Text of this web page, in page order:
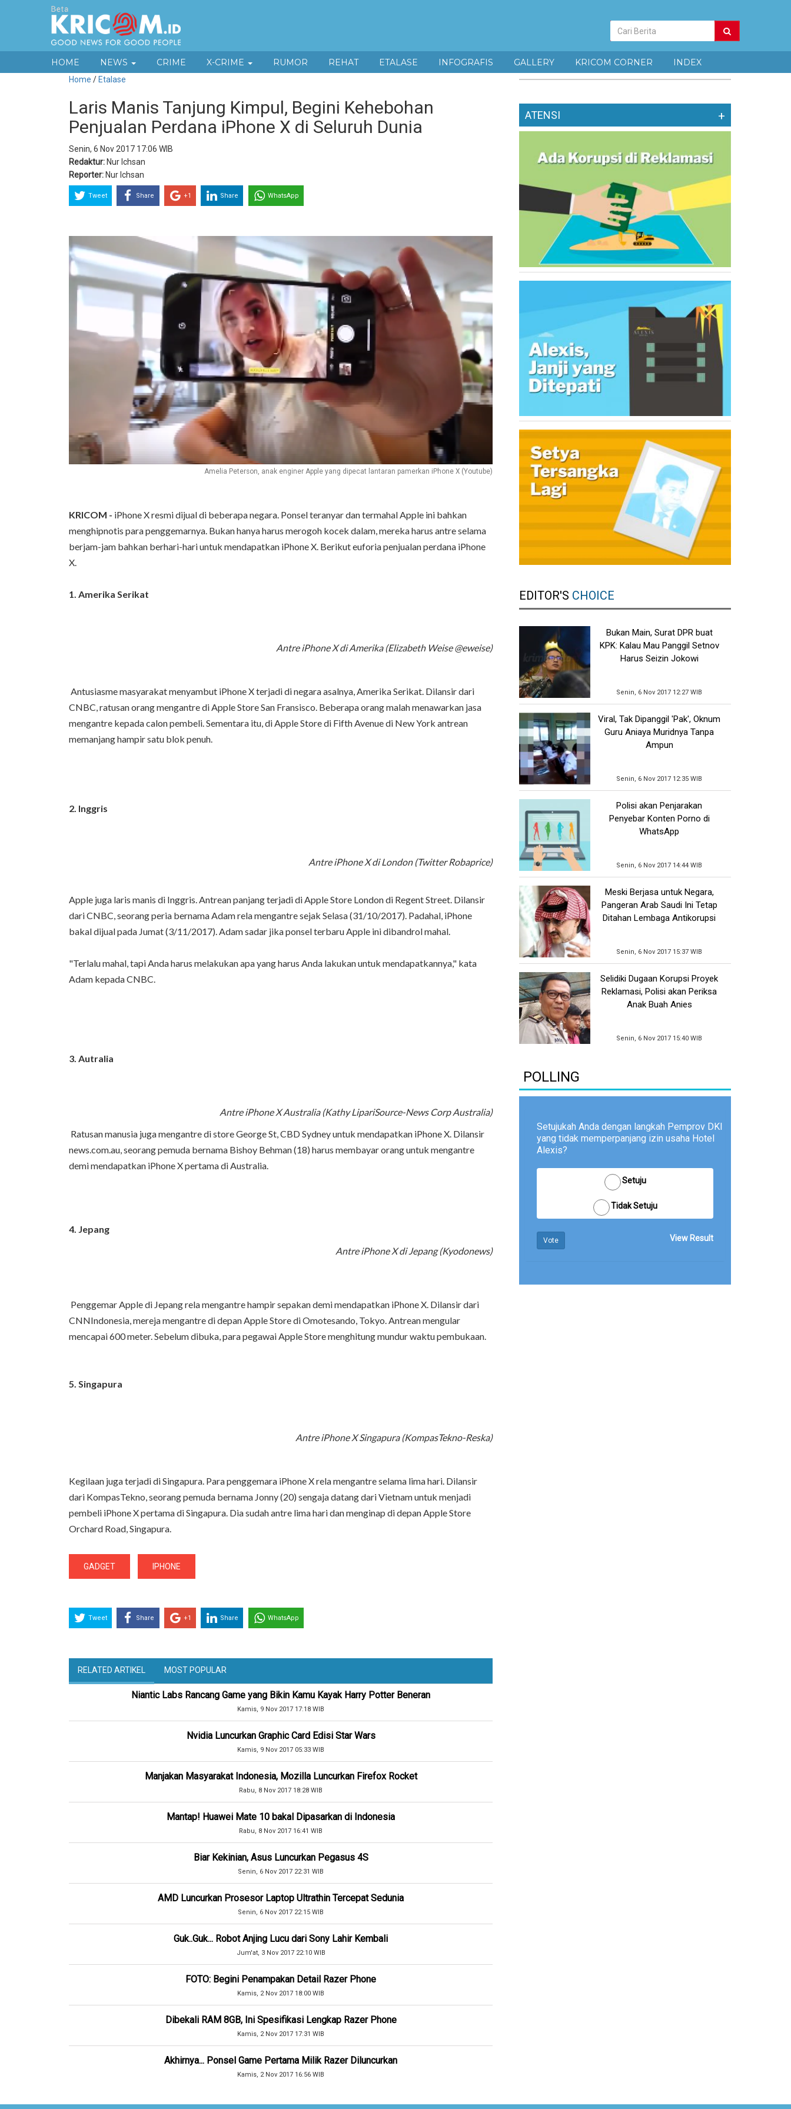
Pencarian
Berita
HOME NEWS CRIME X-CRIME RUMOR REHAT ETALASE INFOGRAFIS GALLERY KRICOM CORNER INDEX
Home / Etalase
Laris Manis Tanjung Kimpul, Begini Kehebohan
Penjualan Perdana iPhone X di Seluruh Dunia
Senin, 6 Nov 2017 17:06 WIB
Redaktur: Nur Ichsan
Reporter: Nur Ichsan
Tweet Share +1 Share WhatsApp
Amelia Peterson, anak enginer Apple yang dipecat lantaran pamerkan iPhone X (Youtube)
KRICOM - iPhone X resmi dijual di beberapa negara. Ponsel teranyar dan termahal Apple ini bahkan
menghipnotis para penggemarnya. Bukan hanya harus merogoh kocek dalam, mereka harus antre selama
berjam-jam bahkan berhari-hari untuk mendapatkan iPhone X. Berikut euforia penjualan perdana iPhone
X.
1. Amerika Serikat
Antre iPhone X di Amerika (Elizabeth Weise‏ @eweise)
Antusiasme masyarakat menyambut iPhone X terjadi di negara asalnya, Amerika Serikat. Dilansir dari
CNBC, ratusan orang mengantre di Apple Store San Fransisco. Beberapa orang malah menawarkan jasa
mengantre kepada calon pembeli. Sementara itu, di Apple Store di Fifth Avenue di New York antrean
memanjang hampir satu blok penuh.
2. Inggris
Antre iPhone X di London (Twitter Robaprice)
Apple juga laris manis di Inggris. Antrean panjang terjadi di Apple Store London di Regent Street. Dilansir
dari CNBC, seorang peria bernama Adam rela mengantre sejak Selasa (31/10/2017). Padahal, iPhone
bakal dijual pada Jumat (3/11/2017). Adam sadar jika ponsel terbaru Apple ini dibandrol mahal.
"Terlalu mahal, tapi Anda harus melakukan apa yang harus Anda lakukan untuk mendapatkannya," kata
Adam kepada CNBC.
3. Autralia
Antre iPhone X Australia (Kathy LipariSource-News Corp Australia)
Ratusan manusia juga mengantre di store George St, CBD Sydney untuk mendapatkan iPhone X. Dilansir
news.com.au, seorang pemuda bernama Bishoy Behman (18) harus membayar orang untuk mengantre
demi mendapatkan iPhone X pertama di Australia.
4. Jepang
Antre iPhone X di Jepang (Kyodonews)
Penggemar Apple di Jepang rela mengantre hampir sepakan demi mendapatkan iPhone X. Dilansir dari
CNNIndonesia, mereja mengantre di depan Apple Store di Omotesando, Tokyo. Antrean mengular
mencapai 600 meter. Sebelum dibuka, para pegawai Apple Store menghitung mundur waktu pembukaan.
5. Singapura
Antre iPhone X Singapura (KompasTekno-Reska)
Kegilaan juga terjadi di Singapura. Para penggemara iPhone X rela mengantre selama lima hari. Dilansir
dari KompasTekno, seorang pemuda bernama Jonny (20) sengaja datang dari Vietnam untuk menjadi
pembeli iPhone X pertama di Singapura. Dia sudah antre lima hari dan menginap di depan Apple Store
Orchard Road, Singapura.
GADGET IPHONE
Tweet Share +1 Share WhatsApp
RELATED ARTIKEL MOST POPULAR
Niantic Labs Rancang Game yang Bikin Kamu Kayak Harry Potter Beneran
Kamis, 9 Nov 2017 17:18 WIB
Nvidia Luncurkan Graphic Card Edisi Star Wars
Kamis, 9 Nov 2017 05:33 WIB
Manjakan Masyarakat Indonesia, Mozilla Luncurkan Firefox Rocket
Rabu, 8 Nov 2017 18:28 WIB
Mantap! Huawei Mate 10 bakal Dipasarkan di Indonesia
Rabu, 8 Nov 2017 16:41 WIB
Biar Kekinian, Asus Luncurkan Pegasus 4S
Senin, 6 Nov 2017 22:31 WIB
AMD Luncurkan Prosesor Laptop Ultrathin Tercepat Sedunia
Senin, 6 Nov 2017 22:15 WIB
Guk..Guk... Robot Anjing Lucu dari Sony Lahir Kembali
Jum'at, 3 Nov 2017 22:10 WIB
FOTO: Begini Penampakan Detail Razer Phone
Kamis, 2 Nov 2017 18:00 WIB
Dibekali RAM 8GB, Ini Spesifikasi Lengkap Razer Phone
Kamis, 2 Nov 2017 17:31 WIB
Akhirnya... Ponsel Game Pertama Milik Razer Diluncurkan
Kamis, 2 Nov 2017 16:56 WIB
ATENSI +
EDITOR'S CHOICE
Bukan Main, Surat DPR buat
KPK: Kalau Mau Panggil Setnov
Harus Seizin Jokowi
Senin, 6 Nov 2017 12:27 WIB
Viral, Tak Dipanggil 'Pak', Oknum
Guru Aniaya Muridnya Tanpa
Ampun
Senin, 6 Nov 2017 12:35 WIB
Polisi akan Penjarakan
Penyebar Konten Porno di
WhatsApp
Senin, 6 Nov 2017 14:44 WIB
Meski Berjasa untuk Negara,
Pangeran Arab Saudi Ini Tetap
Ditahan Lembaga Antikorupsi
Senin, 6 Nov 2017 15:37 WIB
Selidiki Dugaan Korupsi Proyek
Reklamasi, Polisi akan Periksa
Anak Buah Anies
Senin, 6 Nov 2017 15:40 WIB
POLLING
Setujukah Anda dengan langkah Pemprov DKI
yang tidak memperpanjang izin usaha Hotel
Alexis?
Setuju
Tidak Setuju
Vote View Result